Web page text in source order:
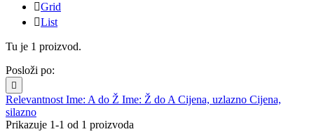
Grid
List
Tu je 1 proizvod.
Posloži po:

Relevantnost Ime: A do Ž Ime: Ž do A Cijena, uzlazno Cijena,
silazno
Prikazuje 1-1 od 1 proizvoda